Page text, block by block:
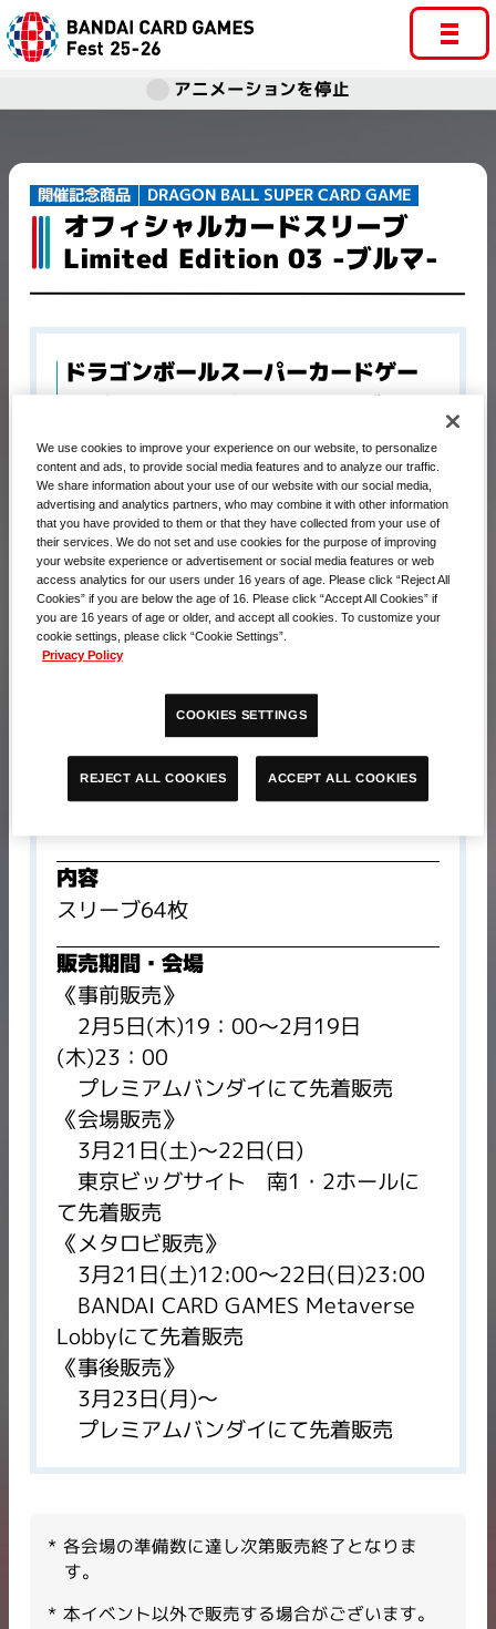
アニメーションを停止
開催記念商品​ DRAGON BALL SUPER CARD GAME
オフィシャルカードスリーブ
Limited Edition 03 -ブルマ-
ドラゴンボールスーパーカードゲー
ム オフィシャルカードスリーブ
Limited Edition 03 -ブルマ-
販売価格​
内容
スリーブ64枚
販売期間・会場
《事前販売》
2月5日(木)19：00～2月19日
(木)23：00
プレミアムバンダイにて先着販売
《会場販売》
3月21日(土)～22日(日)
東京ビッグサイト 南1・2ホールに
て先着販売
《メタロビ販売》
3月21日(土)12:00～22日(日)23:00
BANDAI CARD GAMES Metaverse
Lobbyにて先着販売
《事後販売》
3月23日(月)～
プレミアムバンダイにて先着販売
各会場の準備数に達し次第販売終了となりま
す。​
本イベント以外で販売する場合がございます。​
We use cookies to improve your experience on our website, to personalize
content and ads, to provide social media features and to analyze our traffic.
We share information about your use of our website with our social media,
advertising and analytics partners, who may combine it with other information
that you have provided to them or that they have collected from your use of
their services. We do not set and use cookies for the purpose of improving
your website experience or advertisement or social media features or web
access analytics for our users under 16 years of age. Please click “Reject All
Cookies” if you are below the age of 16. Please click “Accept All Cookies” if
you are 16 years of age or older, and accept all cookies. To customize your
cookie settings, please click “Cookie Settings”.
Privacy Policy
COOKIES SETTINGS
REJECT ALL COOKIES ACCEPT ALL COOKIES